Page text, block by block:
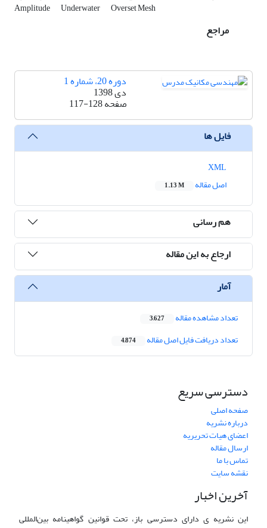
Amplitude Underwater Overset Mesh
مراجع
دوره 20، شماره 1
دی 1398
صفحه117-128
فایل ها
اصل مقاله
1.13 M
هم رسانی
ارجاع به این مقاله
آمار
تعداد مشاهده مقاله 3,627
تعداد دریافت فایل اصل مقاله 4,874
دسترسی سریع
صفحه اصلی
درباره نشریه
اعضای هیات تحریریه
ارسال مقاله
تماس با ما
نقشه سایت
آخرین اخبار
این نشریه ی دارای دسترسی باز، تحت قوانین گواهینامه بین‌المللی